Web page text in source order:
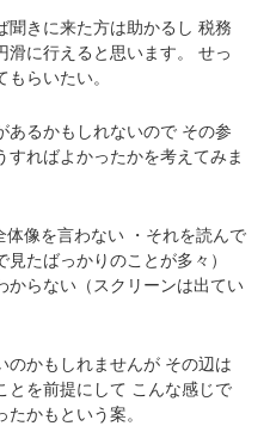
聞きに来た方は助かるし 税務
に行えると思います。
せっ
らいたい。
あるかもしれないので その参
ればよかったかを考えてみま
体像を言わない ・それを読んで
たばっかりのことが多々）
からない（スクリーンは出てい
のかもしれませんが その辺は
とを前提にして こんな感じで
かもという案。